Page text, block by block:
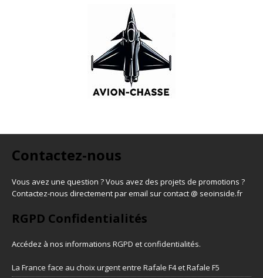
Contactez-nous
Vous avez une question ? Vous avez des projets de promotions ?
Contactez-nous directement par email sur contact @ seoinside.fr
RGPD Confidentialités
Accédez à nos informations RGPD et confidentialités.
La France face au choix urgent entre Rafale F4 et Rafale F5